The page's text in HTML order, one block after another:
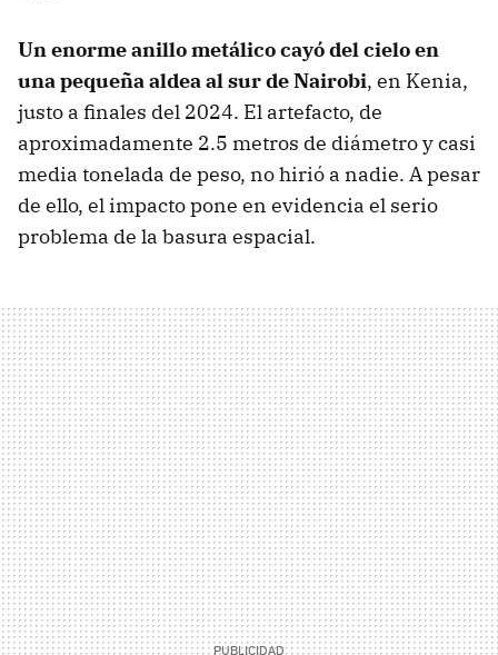
Un enorme anillo metálico cayó del cielo en
una pequeña aldea al sur de Nairobi, en Kenia,
justo a finales del 2024. El artefacto, de
aproximadamente 2.5 metros de diámetro y casi
media tonelada de peso, no hirió a nadie. A pesar
de ello, el impacto pone en evidencia el serio
problema de la basura espacial.